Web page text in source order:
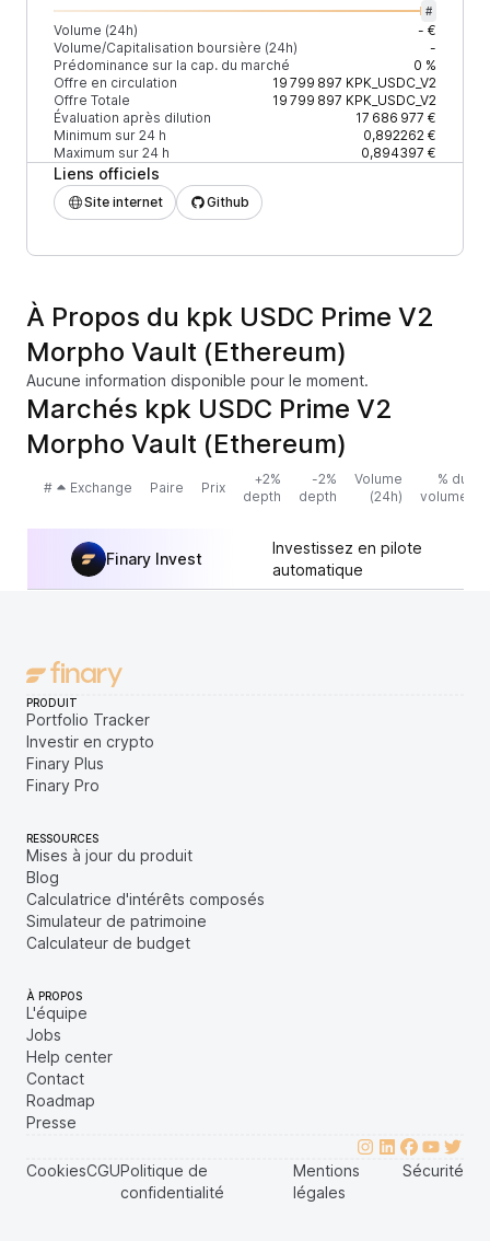
#
Volume (24h)
- €
Volume/Capitalisation boursière (24h)
-
Prédominance sur la cap. du marché
0 %
Offre en circulation
19 799 897 KPK_USDC_V2
Offre Totale
19 799 897 KPK_USDC_V2
Évaluation après dilution
17 686 977 €
Minimum sur 24 h
0,892262 €
Maximum sur 24 h
0,894397 €
Liens officiels
Site internet Github
À Propos du kpk USDC Prime V2
Morpho Vault (Ethereum)
Aucune information disponible pour le moment.
Marchés kpk USDC Prime V2
Morpho Vault (Ethereum)
# Exchange Paire Prix
+2%
depth
-2%
depth
Volume
(24h)
% du
volume
Finary Invest
Investissez en pilote
automatique
PRODUIT
Portfolio Tracker
Investir en crypto
Finary Plus
Finary Pro
RESSOURCES
Mises à jour du produit
Blog
Calculatrice d'intérêts composés
Simulateur de patrimoine
Calculateur de budget
À PROPOS
L'équipe
Jobs
Help center
Contact
Roadmap
Presse
CookiesCGUPolitique de
confidentialité
Mentions
légales
Sécurité